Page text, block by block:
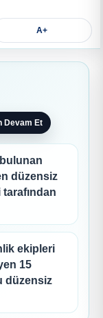
A+
Devam Et
bulunan
düzensiz
ekipleri
15
düzensiz